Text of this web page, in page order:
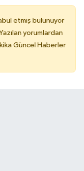
etmiş bulunuyor
yorumlardan
Güncel Haberler